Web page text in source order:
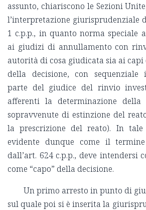
assunto, chiariscono le Sezioni
l’interpretazione giurisprudenziale
1 c.p.p., in quanto norma speciale
ai giudizi di annullamento con
autorità di cosa giudicata sia ai
della decisione, con
parte del giudice del rinvio
afferenti la determinazione della
sopravvenute di estinzione del
la prescrizione del reato). In tale
evidente dunque come il
dall’art. 624 c.p.p., deve intendersi
come “capo” della decisione.
Un primo arresto in punto di
sul quale poi si è inserita la